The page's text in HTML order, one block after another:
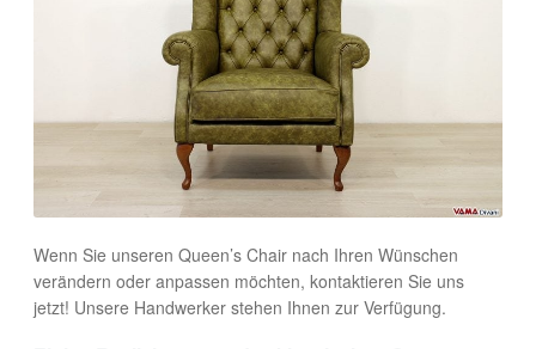
Wenn Sie unseren Queen’s Chair nach Ihren Wünschen
verändern oder anpassen möchten, kontaktieren Sie uns
jetzt! Unsere Handwerker stehen Ihnen zur Verfügung.